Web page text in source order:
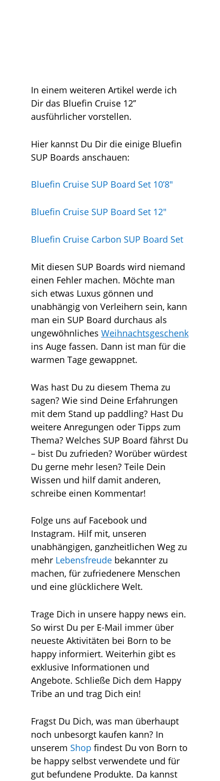
In einem weiteren Artikel werde ich
Dir das Bluefin Cruise 12’’
ausführlicher vorstellen.
Hier kannst Du Dir die einige Bluefin
SUP Boards anschauen:
Bluefin Cruise SUP Board Set 10’8″
Bluefin Cruise SUP Board Set 12″
Bluefin Cruise Carbon SUP Board Set
Mit diesen SUP Boards wird niemand
einen Fehler machen. Möchte man
sich etwas Luxus gönnen und
unabhängig von Verleihern sein, kann
man ein SUP Board durchaus als
ungewöhnliches Weihnachtsgeschenk
ins Auge fassen. Dann ist man für die
warmen Tage gewappnet.
Was hast Du zu diesem Thema zu
sagen? Wie sind Deine Erfahrungen
mit dem Stand up paddling? Hast Du
weitere Anregungen oder Tipps zum
Thema? Welches SUP Board fährst Du
– bist Du zufrieden? Worüber würdest
Du gerne mehr lesen? Teile Dein
Wissen und hilf damit anderen,
schreibe einen Kommentar!
Folge uns auf Facebook und
Instagram. Hilf mit, unseren
unabhängigen, ganzheitlichen Weg zu
mehr Lebensfreudebekannter zu
machen, für zufriedenere Menschen
und eine glücklichere Welt.
Trage Dich in unsere happy news ein.
So wirst Du per E-Mail immer über
neueste Aktivitäten bei Born to be
happy informiert. Weiterhin gibt es
exklusive Informationen und
Angebote. Schließe Dich dem Happy
Tribe an und trag Dich ein!
Fragst Du Dich, was man überhaupt
noch unbesorgt kaufen kann? In
unserem Shop findest Du von Born to
be happy selbst verwendete und für
gut befundene Produkte. Da kannst